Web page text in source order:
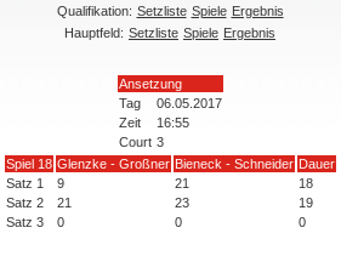
Qualifikation: Setzliste Spiele Ergebnis
Hauptfeld: Setzliste Spiele Ergebnis
Ansetzung
Tag
06.05.2017
Zeit
16:55
Court 3
Spiel 18 Glenzke - Großner Bieneck - Schneider Dauer
Satz 1
9 21
18
Satz 2
21 23
19
Satz 3
0 0 0